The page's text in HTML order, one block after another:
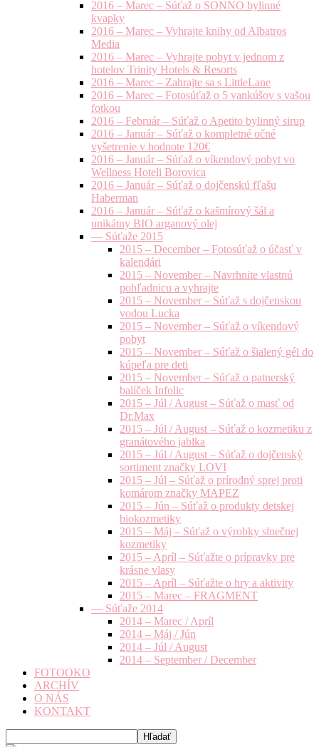
2016 – Marec – Súťaž o SONNO bylinné
kvapky
2016 – Marec – Vyhrajte knihy od Albatros
Media
2016 – Marec – Vyhrajte pobyt v jednom z
hotelov Trinity Hotels & Resorts
2016 – Marec – Zahrajte sa s LittleLane
2016 – Marec – Fotosúťaž o 5 vankúšov s vašou
fotkou
2016 – Február – Súťaž o Apetito bylinný sirup
2016 – Január – Súťaž o kompletné očné
vyšetrenie v hodnote 120€
2016 – Január – Súťaž o víkendový pobyt vo
Wellness Hoteli Borovica
2016 – Január – Súťaž o dojčenskú fľašu
Haberman
2016 – Január – Súťaž o kašmírový šál a
unikátny BIO arganový olej
— Súťaže 2015
2015 – December – Fotosúťaž o účasť v
kalendári
2015 – November – Navrhnite vlastnú
pohľadnicu a vyhrajte
2015 – November – Súťaž s dojčenskou
vodou Lucka
2015 – November – Súťaž o víkendový
pobyt
2015 – November – Súťaž o šialený gél do
kúpeľa pre deti
2015 – November – Súťaž o patnerský
balíček Infolic
2015 – Júl / August – Súťaž o masť od
Dr.Max
2015 – Júl / August – Súťaž o kozmetiku z
granátového jablka
2015 – Júl / August – Súťaž o dojčenský
sortiment značky LOVI
2015 – Júl – Súťaž o prírodný sprej proti
komárom značky MAPEZ
2015 – Jún – Súťaž o produkty detskej
biokozmetiky
2015 – Máj – Súťaž o výrobky slnečnej
kozmetiky
2015 – Apríl – Súťažte o prípravky pre
krásne vlasy
2015 – Apríl – Súťažte o hry a aktivity
2015 – Marec – FRAGMENT
— Súťaže 2014
2014 – Marec / Apríl
2014 – Máj / Jún
2014 – Júl / August
2014 – September / December
FOTOOKO
ARCHÍV
O NÁS
KONTAKT